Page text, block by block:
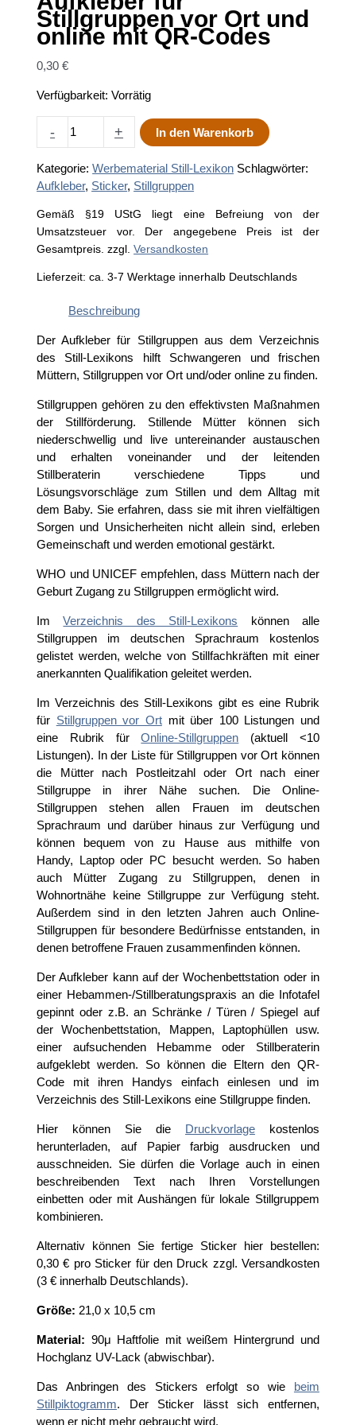
Stillgruppen vor Ort und
online mit QR-Codes
0,30€
Verfügbarkeit: Vorrätig
-
vor
Ort
und
online
mit
Codes
+ In den Warenkorb
Kategorie:Werbematerial Still-Lexikon Schlagwörter:
Aufkleber, Sticker, Stillgruppen
Gemäß §19 UStG liegt eine Befreiung von der
Umsatzsteuer vor. Der angegebene Preis ist der
Gesamtpreis. zzgl.Versandkosten
Lieferzeit:ca. 3-7 Werktage innerhalb Deutschlands
Beschreibung
Der Aufkleber für Stillgruppen aus dem Verzeichnis
des Still-Lexikons hilft Schwangeren und frischen
Müttern, Stillgruppen vor Ort und/oder online zu finden.
Stillgruppen gehören zu den effektivsten Maßnahmen
der Stillförderung. Stillende Mütter können sich
niederschwellig und live untereinander austauschen
und erhalten voneinander und der leitenden
Stillberaterin verschiedene Tipps und
Lösungsvorschläge zum Stillen und dem Alltag mit
dem Baby. Sie erfahren, dass sie mit ihren vielfältigen
Sorgen und Unsicherheiten nicht allein sind, erleben
Gemeinschaft und werden emotional gestärkt.
WHO und UNICEF empfehlen, dass Müttern nach der
Geburt Zugang zu Stillgruppen ermöglicht wird.
ImVerzeichnis des Still-Lexikons können alle
Stillgruppen im deutschen Sprachraum kostenlos
gelistet werden, welche von Stillfachkräften mit einer
anerkannten Qualifikation geleitet werden.
Im Verzeichnis des Still-Lexikons gibt es eine Rubrik
für Stillgruppen vor Ortmit über 100 Listungen und
eine Rubrik fürOnline-Stillgruppen (aktuell <10
Listungen). In der Liste für Stillgruppen vor Ort können
die Mütter nach Postleitzahl oder Ort nach einer
Stillgruppe in ihrer Nähe suchen. Die Online-
Stillgruppen stehen allen Frauen im deutschen
Sprachraum und darüber hinaus zur Verfügung und
können bequem von zu Hause aus mithilfe von
Handy, Laptop oder PC besucht werden. So haben
auch Mütter Zugang zu Stillgruppen, denen in
Wohnortnähe keine Stillgruppe zur Verfügung steht.
Außerdem sind in den letzten Jahren auch Online-
Stillgruppen für besondere Bedürfnisse entstanden, in
denen betroffene Frauen zusammenfinden können.
Der Aufkleber kann auf der Wochenbettstation oder in
einer Hebammen-/Stillberatungspraxis an die Infotafel
gepinnt oder z.B. an Schränke / Türen / Spiegel auf
der Wochenbettstation, Mappen, Laptophüllen usw.
einer aufsuchenden Hebamme oder Stillberaterin
aufgeklebt werden. So können die Eltern den QR-
Code mit ihren Handys einfach einlesen und im
Verzeichnis des Still-Lexikons eine Stillgruppe finden.
Hier können Sie die Druckvorlagekostenlos
herunterladen, auf Papier farbig ausdrucken und
ausschneiden. Sie dürfen die Vorlage auch in einen
beschreibenden Text nach Ihren Vorstellungen
einbetten oder mit Aushängen für lokale Stillgruppem
kombinieren.
Alternativ können Sie fertige Sticker hier bestellen:
0,30 € pro Sticker für den Druck zzgl. Versandkosten
(3 € innerhalb Deutschlands).
Größe: 21,0 x 10,5 cm
Material: 90μ Haftfolie mit weißem Hintergrund und
Hochglanz UV-Lack (abwischbar).
Das Anbringen des Stickers erfolgt so wie beim
Stillpiktogramm. Der Sticker lässt sich entfernen,
wenn er nicht mehr gebraucht wird.